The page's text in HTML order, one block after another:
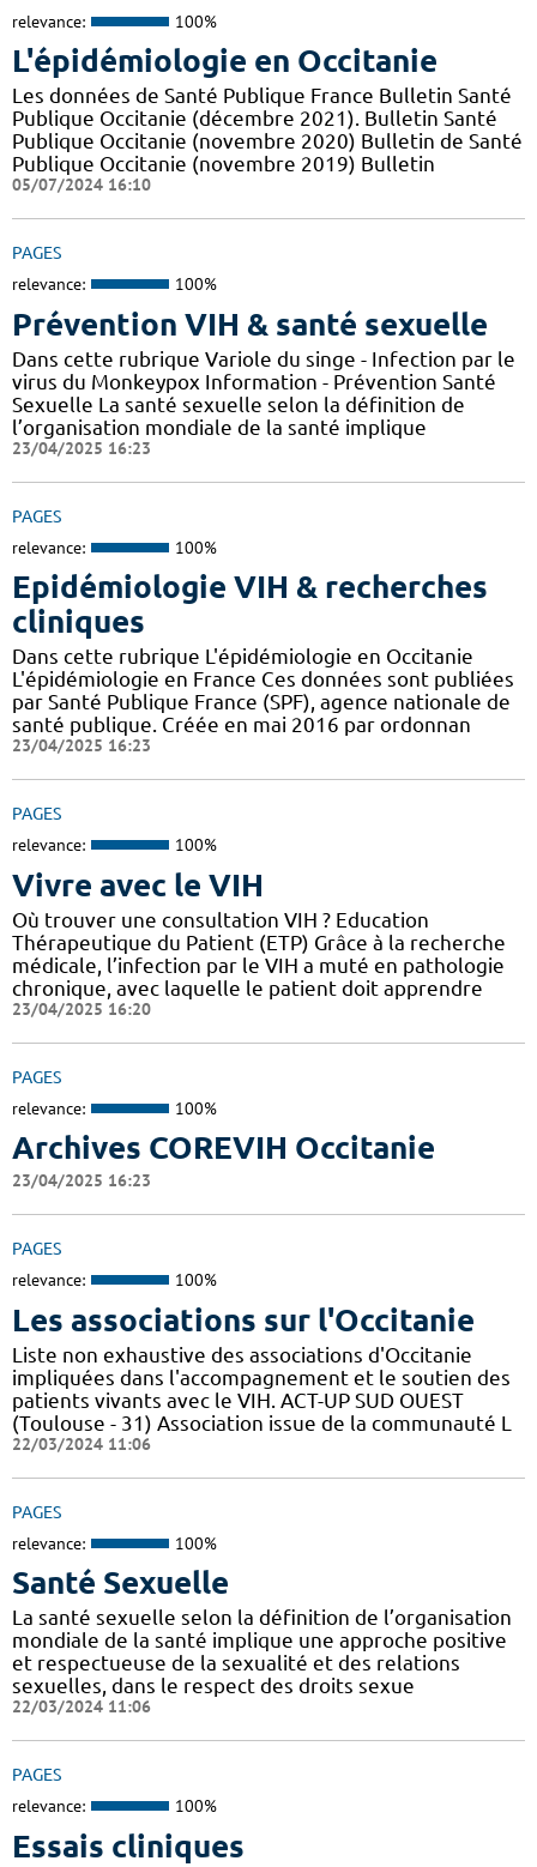
relevance: 100%
L'épidémiologie en Occitanie
Les données de Santé Publique France Bulletin Santé
Publique Occitanie (décembre 2021). Bulletin Santé
Publique Occitanie (novembre 2020) Bulletin de Santé
Publique Occitanie (novembre 2019) Bulletin
05/07/2024 16:10
PAGES
relevance: 100%
Prévention VIH & santé sexuelle
Dans cette rubrique Variole du singe - Infection par le
virus du Monkeypox Information - Prévention Santé
Sexuelle La santé sexuelle selon la définition de
l’organisation mondiale de la santé implique
23/04/2025 16:23
PAGES
relevance: 100%
Epidémiologie VIH & recherches
cliniques
Dans cette rubrique L'épidémiologie en Occitanie
L'épidémiologie en France Ces données sont publiées
par Santé Publique France (SPF), agence nationale de
santé publique. Créée en mai 2016 par ordonnan
23/04/2025 16:23
PAGES
relevance: 100%
Vivre avec le VIH
Où trouver une consultation VIH ? Education
Thérapeutique du Patient (ETP) Grâce à la recherche
médicale, l’infection par le VIH a muté en pathologie
chronique, avec laquelle le patient doit apprendre
23/04/2025 16:20
PAGES
relevance: 100%
Archives COREVIH Occitanie
23/04/2025 16:23
PAGES
relevance: 100%
Les associations sur l'Occitanie
Liste non exhaustive des associations d'Occitanie
impliquées dans l'accompagnement et le soutien des
patients vivants avec le VIH. ACT-UP SUD OUEST
(Toulouse - 31) Association issue de la communauté L
22/03/2024 11:06
PAGES
relevance: 100%
Santé Sexuelle
La santé sexuelle selon la définition de l’organisation
mondiale de la santé implique une approche positive
et respectueuse de la sexualité et des relations
sexuelles, dans le respect des droits sexue
22/03/2024 11:06
PAGES
relevance: 100%
Essais cliniques